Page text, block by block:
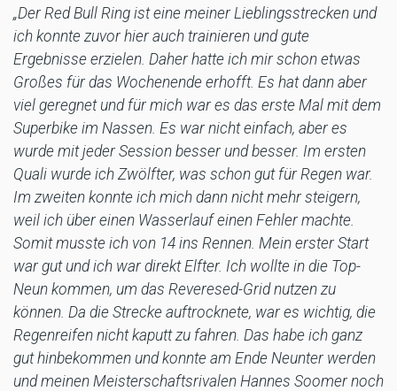
„Der Red Bull Ring ist eine meiner Lieblingsstrecken und
ich konnte zuvor hier auch trainieren und gute
Ergebnisse erzielen. Daher hatte ich mir schon etwas
Großes für das Wochenende erhofft. Es hat dann aber
viel geregnet und für mich war es das erste Mal mit dem
Superbike im Nassen. Es war nicht einfach, aber es
wurde mit jeder Session besser und besser. Im ersten
Quali wurde ich Zwölfter, was schon gut für Regen war.
Im zweiten konnte ich mich dann nicht mehr steigern,
weil ich über einen Wasserlauf einen Fehler machte.
Somit musste ich von 14 ins Rennen. Mein erster Start
war gut und ich war direkt Elfter. Ich wollte in die Top-
Neun kommen, um das Reveresed-Grid nutzen zu
können. Da die Strecke auftrocknete, war es wichtig, die
Regenreifen nicht kaputt zu fahren. Das habe ich ganz
gut hinbekommen und konnte am Ende Neunter werden
und meinen Meisterschaftsrivalen Hannes Soomer noch